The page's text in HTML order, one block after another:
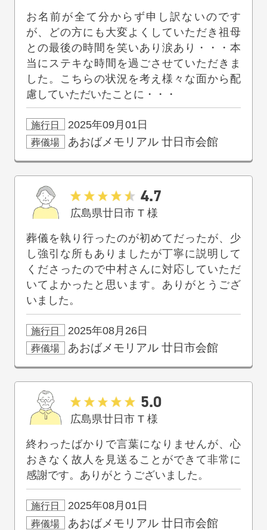
施行日 2025年09月01日
お名前が全て分からず申し訳ないのです
が、どの方にも大変よくしていただき祖母
との最後の時間を笑いあり涙あり・・・本
当にステキな時間を過ごさせていただきま
した。こちらの状況を考え様々な面から配
慮していただいたことに・・・
葬儀場 あおばメモリアル 廿日市会館
広島県廿日市 T様
4.7
施行日 2025年08月26日
葬儀を執り行ったのが初めてだったが、少
し強引な所もありましたが丁寧に説明して
くださったので中村さんに対応していただ
いてよかったと思います。ありがとうござ
いました。
葬儀場 あおばメモリアル 廿日市会館
広島県廿日市 T様
5.0
施行日 2025年08月01日
終わったばかりで言葉になりませんが、心
おきなく故人を見送ることができて非常に
感謝です。ありがとうございました。
葬儀場 あおばメモリアル 廿日市会館